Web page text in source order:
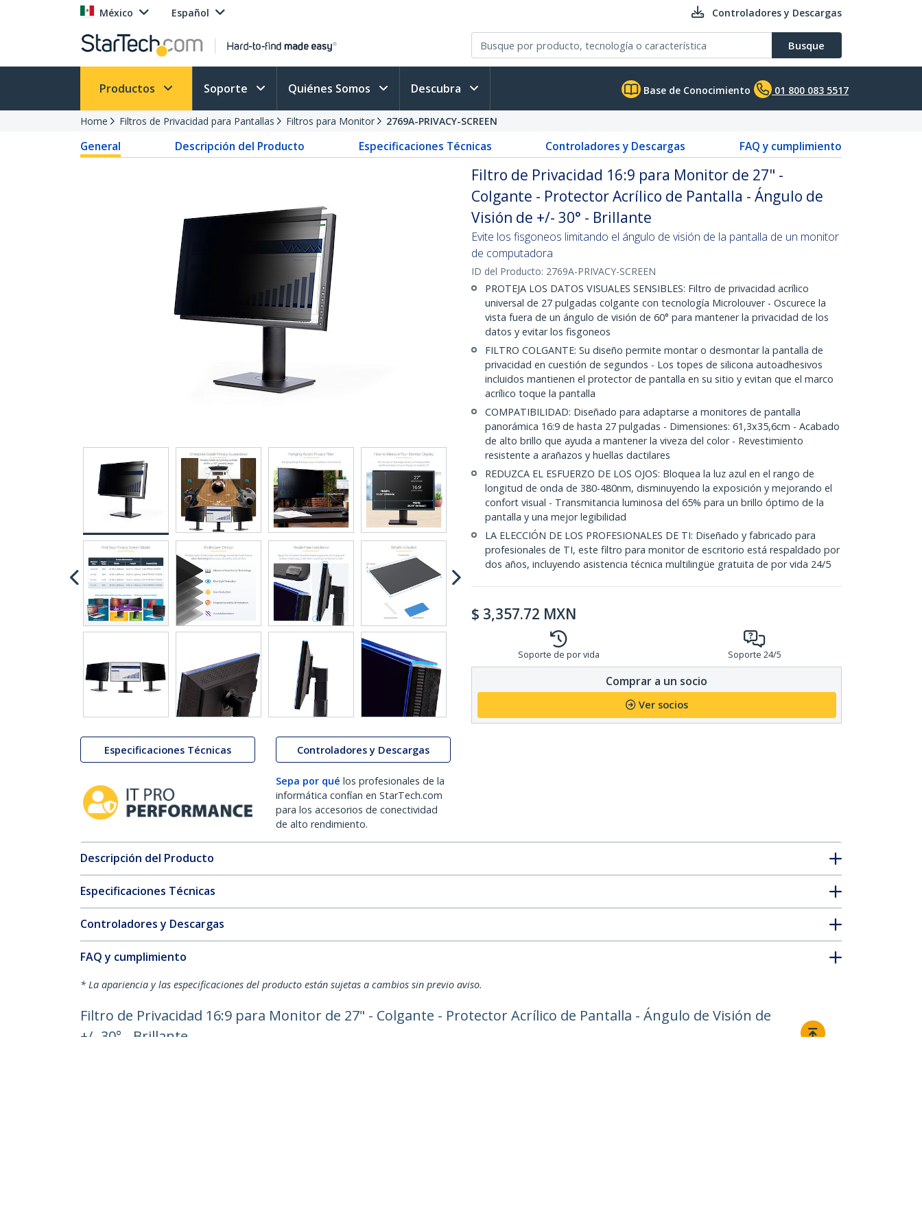
México Español Controladores y Descargas
Busque
Productos Soporte Quiénes Somos Descubra Base de Conocimiento 01 800 083 5517
Home Filtros de Privacidad para Pantallas Filtros para Monitor 2769A-PRIVACY-SCREEN
General Descripción del Producto Especificaciones Técnicas Controladores y Descargas FAQ y cumplimiento
Especificaciones Técnicas Controladores y Descargas
Sepa por qué los profesionales de la
informática confían en StarTech.com
para los accesorios de conectividad
de alto rendimiento.
Filtro de Privacidad 16:9 para Monitor de 27" -
Colgante - Protector Acrílico de Pantalla - Ángulo de
Visión de +/- 30° - Brillante
Evite los fisgoneos limitando el ángulo de visión de la pantalla de un monitor
de computadora
ID del Producto: 2769A-PRIVACY-SCREEN
PROTEJA LOS DATOS VISUALES SENSIBLES: Filtro de privacidad acrílico
universal de 27 pulgadas colgante con tecnología Microlouver - Oscurece la
vista fuera de un ángulo de visión de 60° para mantener la privacidad de los
datos y evitar los fisgoneos
FILTRO COLGANTE: Su diseño permite montar o desmontar la pantalla de
privacidad en cuestión de segundos - Los topes de silicona autoadhesivos
incluidos mantienen el protector de pantalla en su sitio y evitan que el marco
acrílico toque la pantalla
COMPATIBILIDAD: Diseñado para adaptarse a monitores de pantalla
panorámica 16:9 de hasta 27 pulgadas - Dimensiones: 61,3x35,6cm - Acabado
de alto brillo que ayuda a mantener la viveza del color - Revestimiento
resistente a arañazos y huellas dactilares
REDUZCA EL ESFUERZO DE LOS OJOS: Bloquea la luz azul en el rango de
longitud de onda de 380-480nm, disminuyendo la exposición y mejorando el
confort visual - Transmitancia luminosa del 65% para un brillo óptimo de la
pantalla y una mejor legibilidad
LA ELECCIÓN DE LOS PROFESIONALES DE TI: Diseñado y fabricado para
profesionales de TI, este filtro para monitor de escritorio está respaldado por
dos años, incluyendo asistencia técnica multilingüe gratuita de por vida 24/5
$ 3,357.72 MXN
Soporte de por vida Soporte 24/5
Comprar a un socio
Ver socios
Descripción del Producto
Especificaciones Técnicas
Controladores y Descargas
FAQ y cumplimiento
* La apariencia y las especificaciones del producto están sujetas a cambios sin previo aviso.
Filtro de Privacidad 16:9 para Monitor de 27" - Colgante - Protector Acrílico de Pantalla - Ángulo de Visión de
+/- 30° - Brillante